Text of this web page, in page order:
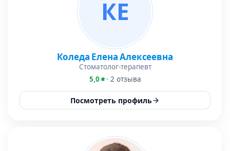
КЕ
Коледа Елена Алексеевна
Стоматолог-терапевт
5,0
· 2 отзыва
Посмотреть профиль